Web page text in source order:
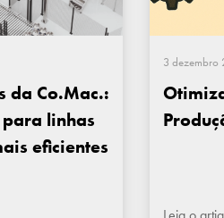
da Co.Mac.:
linhas
eficientes
3 dezembro